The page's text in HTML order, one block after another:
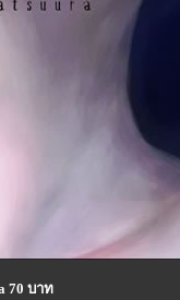
70 บาท